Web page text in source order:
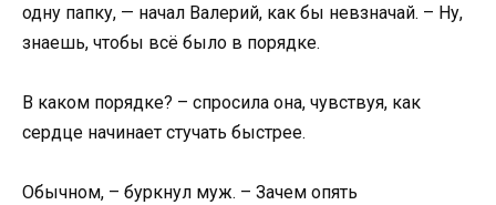
одну папку, — начал Валерий, как бы невзначай. – Ну,
знаешь, чтобы всё было в порядке.
В каком порядке? – спросила она, чувствуя, как
сердце начинает стучать быстрее.
Обычном, – буркнул муж. – Зачем опять